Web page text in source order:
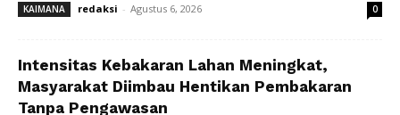
KAIMANA redaksi - Agustus 6, 2026 0
Intensitas Kebakaran Lahan Meningkat,
Masyarakat Diimbau Hentikan Pembakaran
Tanpa Pengawasan